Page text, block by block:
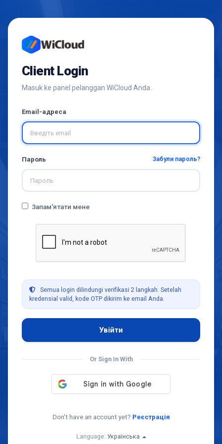
Client Login
Masuk ke panel pelanggan WiCloud Anda.
Email-адреса
Пароль Забули пароль?
Запам'ятати мене
Semua login dilindungi verifikasi 2 langkah. Setelah
kredensial valid, kode OTP dikirim ke email Anda.
Or Sign In With
Don't have an account yet? Реєстрація
Language: Українська